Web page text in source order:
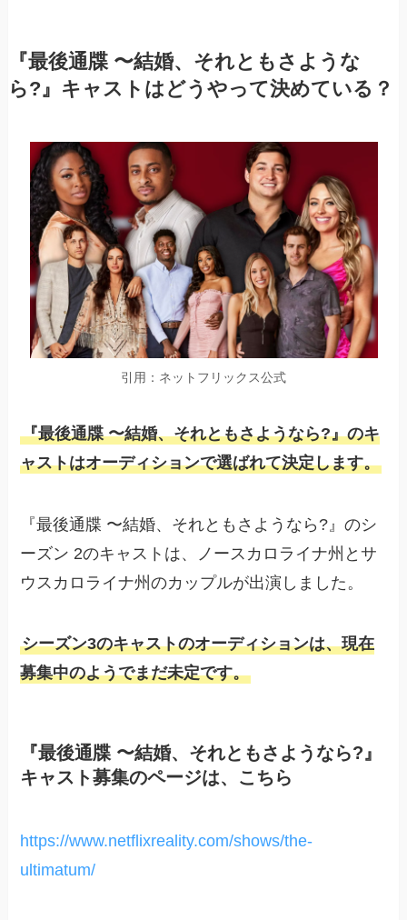
『最後通牒 〜結婚、それともさような
ら?』キャストはどうやって決めている？
引用：ネットフリックス公式
『最後通牒 〜結婚、それともさようなら?』のキ
ャストはオーディションで選ばれて決定します。
『最後通牒 〜結婚、それともさようなら?』のシ
ーズン 2のキャストは、ノースカロライナ州とサ
ウスカロライナ州のカップルが出演しました。
シーズン3のキャストのオーディションは、現在
募集中のようでまだ未定です。
『最後通牒 〜結婚、それともさようなら?』
キャスト募集のページは、こちら
https://www.netflixreality.com/shows/the-
ultimatum/